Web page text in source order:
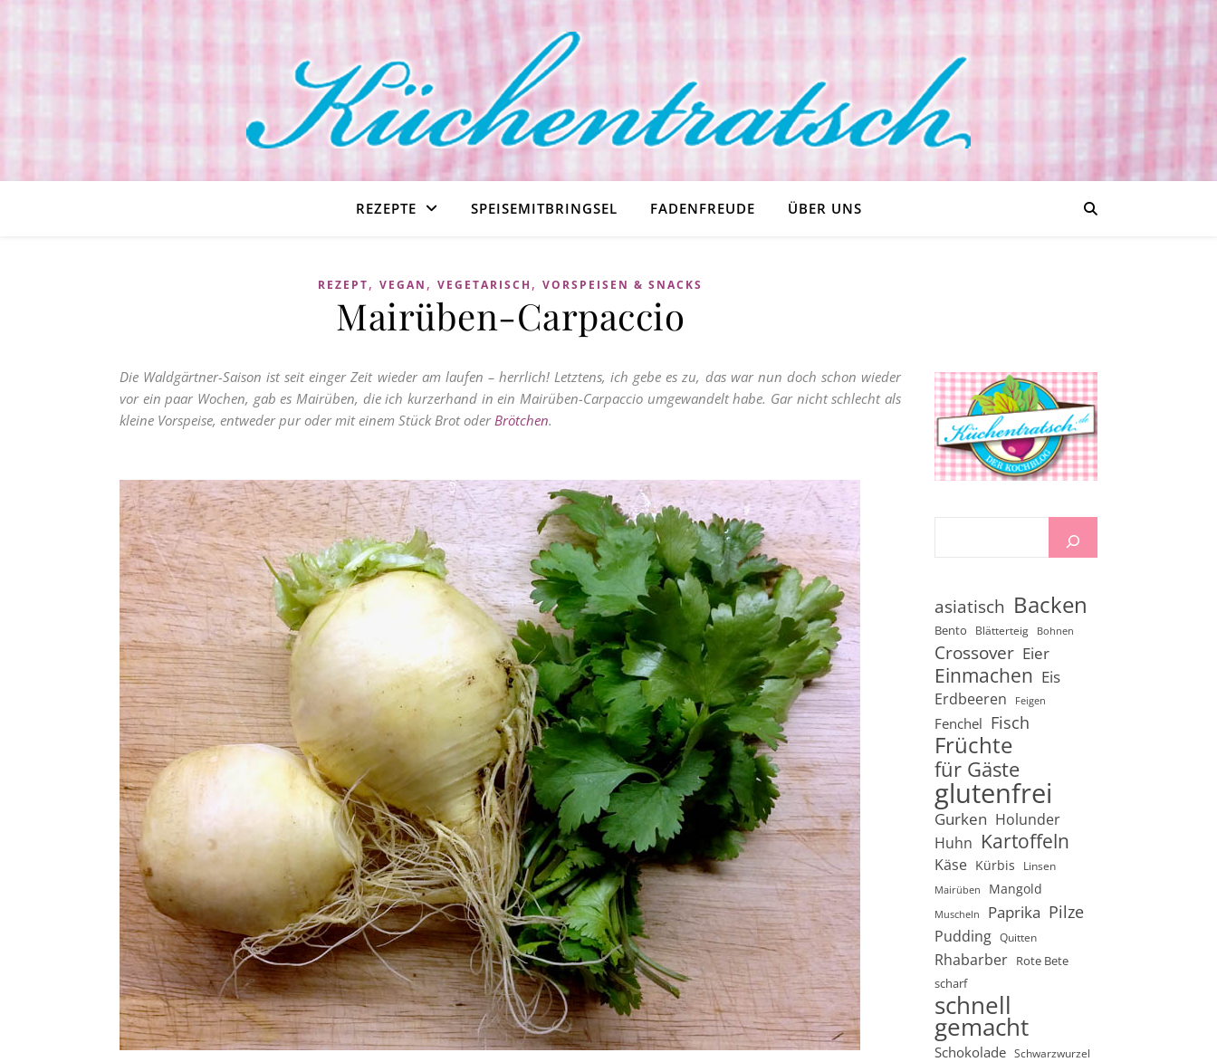
REZEPTE SPEISEMITBRINGSEL FADENFREUDE ÜBER UNS
REZEPT, VEGAN , VEGETARISCH , VORSPEISEN & SNACKS
Mairüben-Carpaccio
Die Waldgärtner-Saison ist seit einger Zeit wieder am laufen – herrlich! Letztens, ich gebe es zu, das war nun doch schon wieder
vor ein paar Wochen, gab es Mairüben, die ich kurzerhand in ein Mairüben-Carpaccio umgewandelt habe. Gar nicht schlecht als
kleine Vorspeise, entweder pur oder mit einem Stück Brot oderBrötchen.
asiatisch Backen
Bento Blätterteig Bohnen
Crossover Eier
Einmachen Eis
Erdbeeren Feigen
Fenchel Fisch
Früchte
für Gäste
glutenfrei
Gurken Holunder
Huhn Kartoffeln
Käse Kürbis Linsen
Mairüben Mangold
Muscheln Paprika Pilze
Pudding Quitten
Rhabarber Rote Bete
scharf
schnell
gemacht
Schokolade Schwarzwurzel